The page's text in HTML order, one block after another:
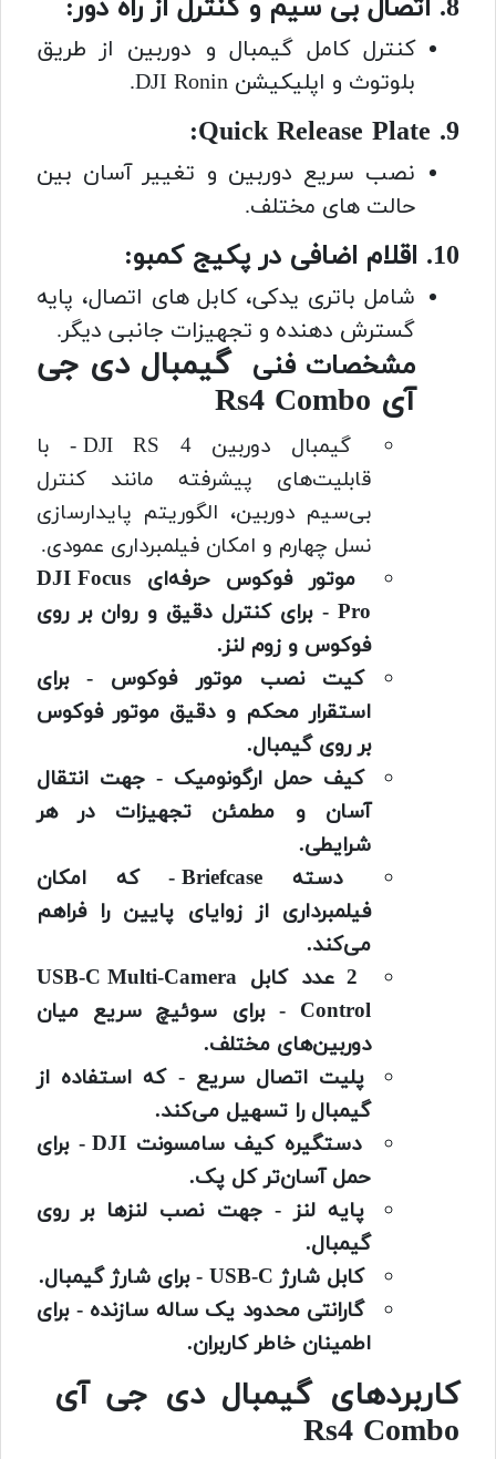
8. اتصال بی سیم و کنترل از راه دور:
کنترل کامل گیمبال و دوربین از طریق
بلوتوث و اپلیکیشن DJI Ronin.
9. Quick Release Plate:
نصب سریع دوربین و تغییر آسان بین
حالت های مختلف.
10. اقلام اضافی در پکیج کمبو:
شامل باتری یدکی، کابل های اتصال، پایه
گسترش دهنده و تجهیزات جانبی دیگر.
مشخصات فنیگیمبال دی جی
آی Rs4 Combo
گیمبال دوربین DJI RS 4 - با
قابلیت‌های پیشرفته مانند کنترل
بی‌سیم دوربین، الگوریتم پایدارسازی
نسل چهارم و امکان فیلمبرداری عمودی.
موتور فوکوس حرفه‌ای DJI Focus
Pro - برای کنترل دقیق و روان بر روی
فوکوس و زوم لنز.
کیت نصب موتور فوکوس - برای
استقرار محکم و دقیق موتور فوکوس
بر روی گیمبال.
کیف حمل ارگونومیک - جهت انتقال
آسان و مطمئن تجهیزات در هر
شرایطی.
دسته Briefcase - که امکان
فیلمبرداری از زوایای پایین را فراهم
می‌کند.
2 عدد کابل USB-C Multi-Camera
Control - برای سوئیچ سریع میان
دوربین‌های مختلف.
پلیت اتصال سریع - که استفاده از
گیمبال را تسهیل می‌کند.
دستگیره کیف سامسونت DJI - برای
حمل آسان‌تر کل پک.
پایه لنز - جهت نصب لنزها بر روی
گیمبال.
کابل شارژ USB-C - برای شارژ گیمبال.
گارانتی محدود یک ساله سازنده - برای
اطمینان خاطر کاربران.
کاربردهای گیمبال دی جی آی
Rs4 Combo